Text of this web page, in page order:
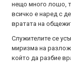
нещо много лошо,
всичко е наред с
вратата на
Служителите се
миризма на
който да разбие